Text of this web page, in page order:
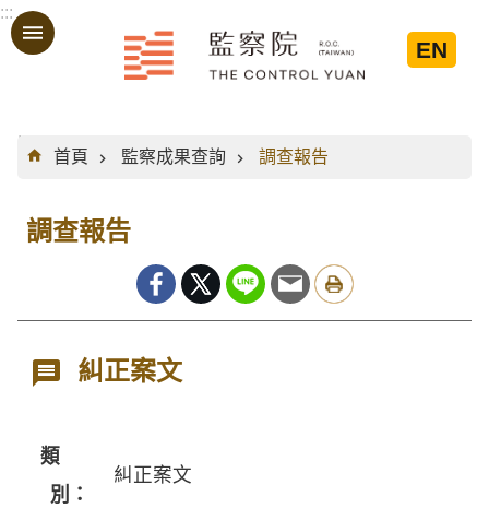
跳到主要內容區塊
:::
EN
:::
首頁
監察成果查詢 調查報告
調查報告
糾正案文
類
別：
糾正案文